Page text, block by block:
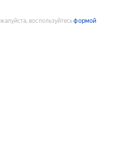
воспользуйтесьформой